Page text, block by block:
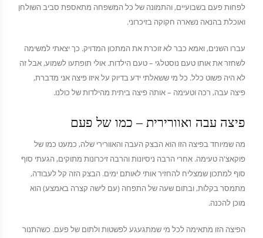
לפחות פעם בשבועיים, והתמונה של כל המשפחה מתאספת סביב השולחן
ואוכלת בהנאה נשארה חקוקה בזיכרוני.
עברו השנים, ואמא כבר לא זוכרת את המתכון המדויק. כך יצאתי למשימה
לשחזר את אותו טעם נוסטלגי – טעם הילדות. אולי תופתעו לשמוע, אבל זה
לא היה פשוט כלל. כל מי ששאלתי ידע בדיוק על איזו פיצה אני מדברת,
פיצה עבה, רכה וטעימה – אותה פיצה ביתית מהילדות של כולנו.
פיצה עבה ואוורירית – כמו של פעם
מה שמיוחד בפיצה הזו הוא הבצק העבה והאוורירי שלה, כמעט כמו של
פוקאצ'ה טעימה. אחרי הרבה ניסיונות והרבה זיכרונות מתוקים, הגעתי סוף
סוף למתכון שמצליח להחזיר אותי לאותם ימים. הבצק הזה קל לעבודה,
מתמסר בקלות, ובתום שעה של התפחה (עם לישה קצרה באמצע) הוא
מוכן להכנה.
הפיצה הזו מתאימה לכל מי שמתגעגע לפשטות ולתום של פעם. כשהתנור